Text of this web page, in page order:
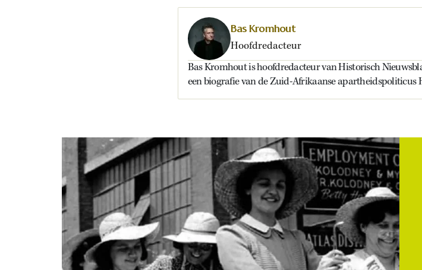
Bas Kromhout
Hoofdredacteur
Bas Kromhout is hoofdredacteur van Historisch
een biografie van de Zuid-Afrikaanse apartheidspoliticus